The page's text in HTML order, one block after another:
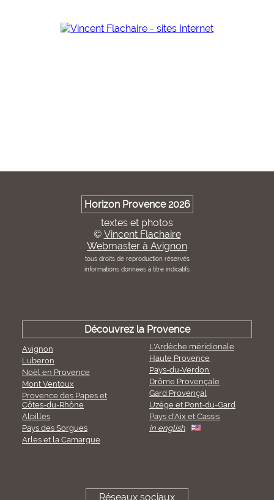
Horizon Provence 2026
textes et photos
© Vincent Flachaire
Webmaster à Avignon
tous droits de reproduction réservés
informations données à titre indicatifs
Découvrez la Provence
Avignon
Luberon
Noël en Provence
Mont Ventoux
Provence des Papes et
Côtes-du-Rhône
Alpilles
Pays des Sorgues
Arles et la Camargue
L'Ardèche méridionale
Haute Provence
Pays-du-Verdon
Drôme Provençale
Gard Provençal
Uzège et Pont-du-Gard
Pays d'Aix et Cassis
in english
Réseaux sociaux